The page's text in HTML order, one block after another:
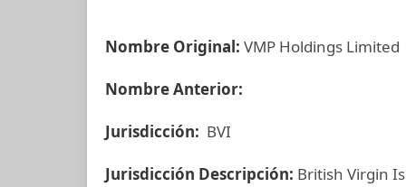
Nombre Original: VMP Holdings Limited
Nombre Anterior:
Jurisdicción: BVI
Jurisdicción Descripción: British Virgin